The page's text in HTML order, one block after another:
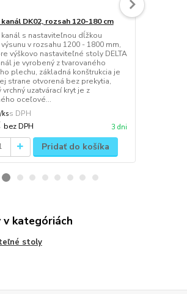
DK02, rozsah 120-180 cm
s nastaviteľnou dĺžkou
v rozsahu 1200 - 1800 mm,
výškovo nastaviteľné stoly DELTA
je vyrobený z tvarovaného
plechu, základná konštrukcia je
strane otvorená bez prekytia,
uzatvárací kryt je z
oceľové...
/ks
bez DPH 3 dni
Pridať do košíka
v kategóriách
stoly